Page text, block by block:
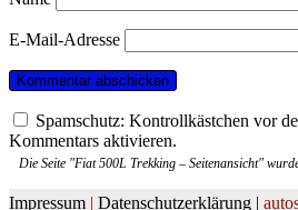
E-Mail-Adresse
Spamschutz: Kontrollkästchen vor
Kommentars aktivieren.
Die Seite "Fiat 500L Trekking – Seitenansicht"
Impressum | Datenschutzerklärung |